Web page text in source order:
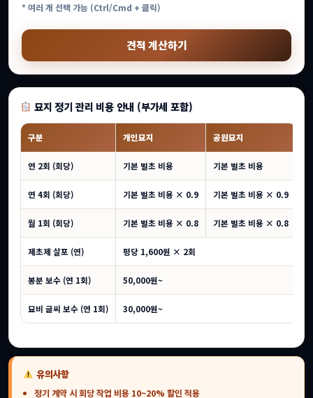
* 여러 개 선택 가능 (Ctrl/Cmd + 클릭)
견적 계산하기
묘지 정기 관리 비용 안내 (부가세 포함)
구분 개인묘지 공원묘지
연 2회 (회당) 기본 벌초 비용 기본 벌초 비용
연 4회 (회당) 기본 벌초 비용 × 0.9 기본 벌초 비용 × 0.9
월 1회 (회당) 기본 벌초 비용 × 0.8 기본 벌초 비용 × 0.8
제초제 살포 (연) 평당 1,600원 × 2회
봉분 보수 (연 1회) 50,000원~
묘비 글씨 보수 (연 1회) 30,000원~
유의사항
정기 계약 시 회당 작업 비용 10~20% 할인 적용